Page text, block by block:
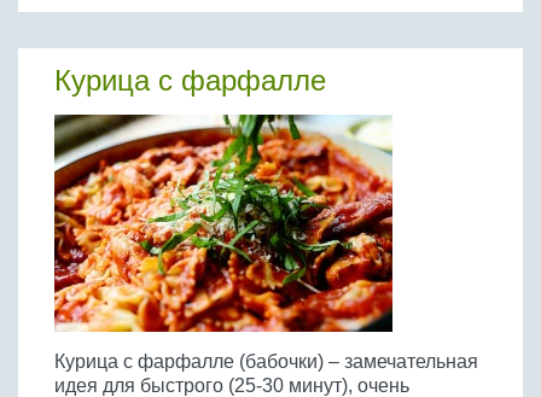
Курица с фарфалле
Курица с фарфалле (бабочки) – замечательная
идея для быстрого (25-30 минут), очень